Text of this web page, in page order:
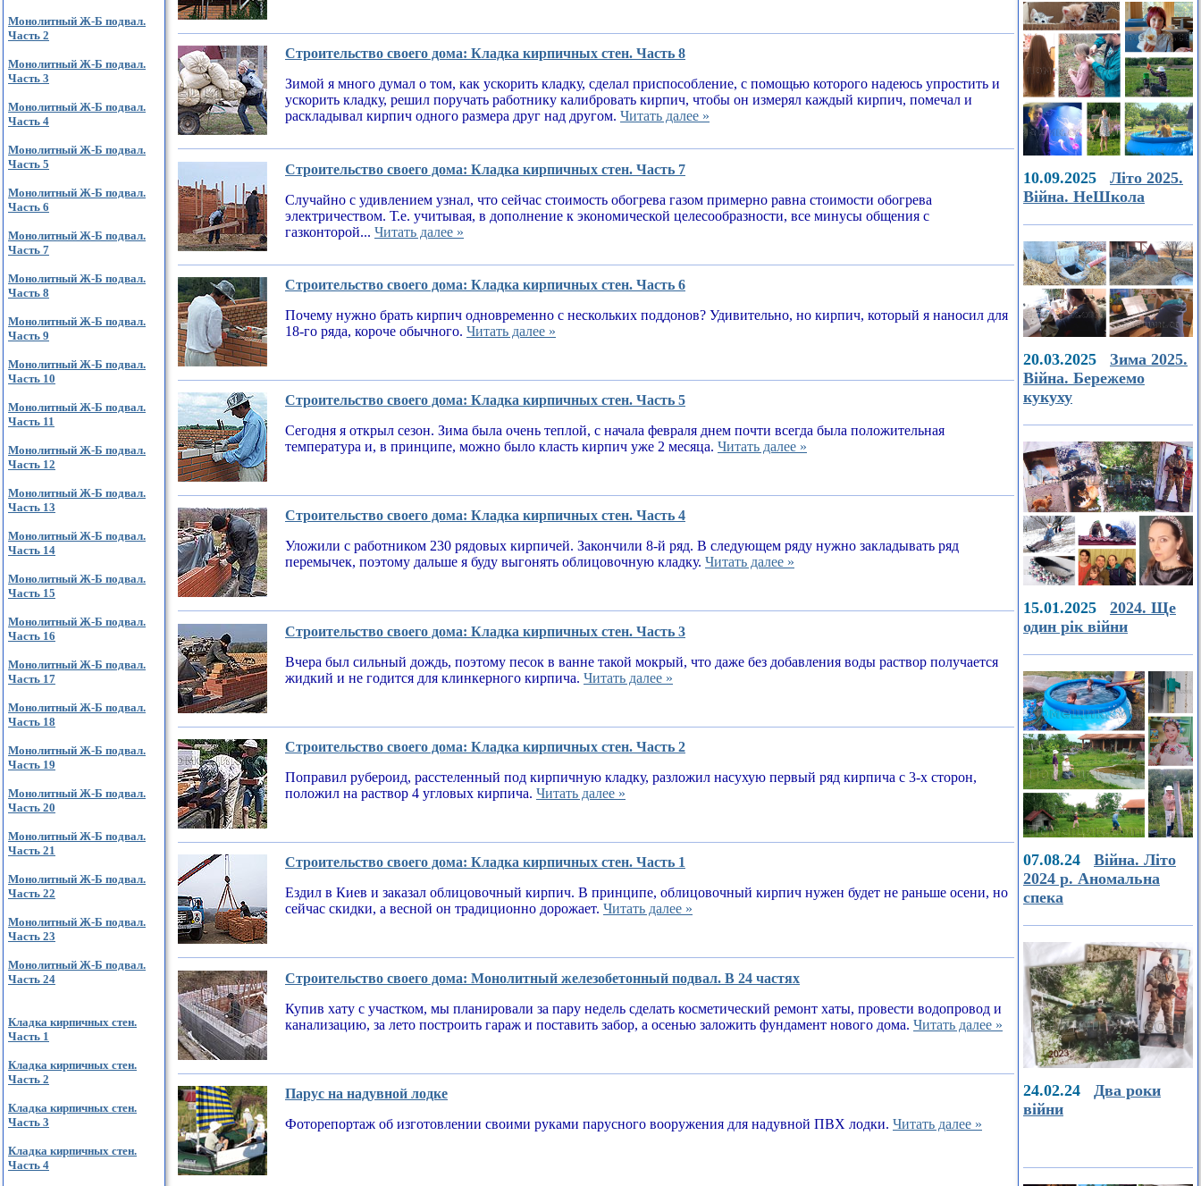
Монолитный Ж-Б подвал.
Часть 2
Монолитный Ж-Б подвал.
Часть 3
Монолитный Ж-Б подвал.
Часть 4
Монолитный Ж-Б подвал.
Часть 5
Монолитный Ж-Б подвал.
Часть 6
Монолитный Ж-Б подвал.
Часть 7
Монолитный Ж-Б подвал.
Часть 8
Монолитный Ж-Б подвал.
Часть 9
Монолитный Ж-Б подвал.
Часть 10
Монолитный Ж-Б подвал.
Часть 11
Монолитный Ж-Б подвал.
Часть 12
Монолитный Ж-Б подвал.
Часть 13
Монолитный Ж-Б подвал.
Часть 14
Монолитный Ж-Б подвал.
Часть 15
Монолитный Ж-Б подвал.
Часть 16
Монолитный Ж-Б подвал.
Часть 17
Монолитный Ж-Б подвал.
Часть 18
Монолитный Ж-Б подвал.
Часть 19
Монолитный Ж-Б подвал.
Часть 20
Монолитный Ж-Б подвал.
Часть 21
Монолитный Ж-Б подвал.
Часть 22
Монолитный Ж-Б подвал.
Часть 23
Монолитный Ж-Б подвал.
Часть 24
Кладка кирпичных стен.
Часть 1
Кладка кирпичных стен.
Часть 2
Кладка кирпичных стен.
Часть 3
Кладка кирпичных стен.
Часть 4
Строительство своего дома: Кладка кирпичных стен. Часть 8
Зимой я много думал о том, как ускорить кладку, сделал приспособление, с помощью которого надеюсь упростить и
ускорить кладку, решил поручать работнику калибровать кирпич, чтобы он измерял каждый кирпич, помечал и
раскладывал кирпич одного размера друг над другом. Читать далее »
Строительство своего дома: Кладка кирпичных стен. Часть 7
Случайно с удивлением узнал, что сейчас стоимость обогрева газом примерно равна стоимости обогрева
электричеством. Т.е. учитывая, в дополнение к экономической целесообразности, все минусы общения с
газконторой... Читать далее »
Строительство своего дома: Кладка кирпичных стен. Часть 6
Почему нужно брать кирпич одновременно с нескольких поддонов? Удивительно, но кирпич, который я наносил для
18-го ряда, короче обычного. Читать далее »
Строительство своего дома: Кладка кирпичных стен. Часть 5
Сегодня я открыл сезон. Зима была очень теплой, с начала февраля днем почти всегда была положительная
температура и, в принципе, можно было класть кирпич уже 2 месяца. Читать далее »
Строительство своего дома: Кладка кирпичных стен. Часть 4
Уложили с работником 230 рядовых кирпичей. Закончили 8-й ряд. В следующем ряду нужно закладывать ряд
перемычек, поэтому дальше я буду выгонять облицовочную кладку. Читать далее »
Строительство своего дома: Кладка кирпичных стен. Часть 3
Вчера был сильный дождь, поэтому песок в ванне такой мокрый, что даже без добавления воды раствор получается
жидкий и не годится для клинкерного кирпича. Читать далее »
Строительство своего дома: Кладка кирпичных стен. Часть 2
Поправил рубероид, расстеленный под кирпичную кладку, разложил насухую первый ряд кирпича с 3-х сторон,
положил на раствор 4 угловых кирпича. Читать далее »
Строительство своего дома: Кладка кирпичных стен. Часть 1
Ездил в Киев и заказал облицовочный кирпич. В принципе, облицовочный кирпич нужен будет не раньше осени, но
сейчас скидки, а весной он традиционно дорожает. Читать далее »
Строительство своего дома: Монолитный железобетонный подвал. В 24 частях
Купив хату с участком, мы планировали за пару недель сделать косметический ремонт хаты, провести водопровод и
канализацию, за лето построить гараж и поставить забор, а осенью заложить фундамент нового дома. Читать далее »
Парус на надувной лодке
Фоторепортаж об изготовлении своими руками парусного вооружения для надувной ПВХ лодки. Читать далее »
10.09.2025 Літо 2025.
Війна. НеШкола
20.03.2025 Зима 2025.
Війна. Бережемо
кукуху
15.01.2025 2024. Ще
один рік війни
07.08.24 Війна. Літо
2024 р. Аномальна
спека
24.02.24 Два роки
війни